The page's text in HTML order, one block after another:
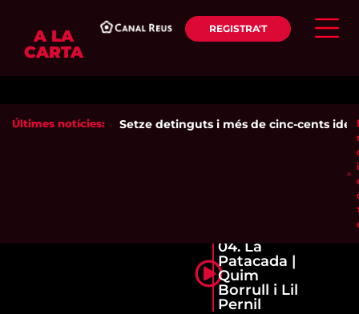
A LA
CARTA
REGISTRA'T
Últimes notícies: Setze detinguts i més de cinc-cents
04. La
Patacada |
Quim
Borrull i Lil
Pernil